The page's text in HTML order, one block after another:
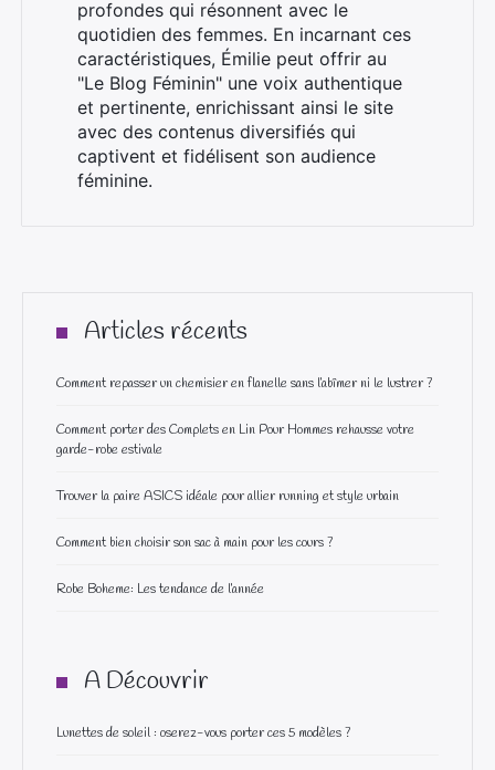
profondes qui résonnent avec le
quotidien des femmes. En incarnant ces
caractéristiques, Émilie peut offrir au
"Le Blog Féminin" une voix authentique
et pertinente, enrichissant ainsi le site
avec des contenus diversifiés qui
captivent et fidélisent son audience
féminine.
Articles récents
Comment repasser un chemisier en flanelle sans l’abîmer ni le lustrer ?
Comment porter des Complets en Lin Pour Hommes rehausse votre
garde-robe estivale
Trouver la paire ASICS idéale pour allier running et style urbain
Comment bien choisir son sac à main pour les cours ?
Robe Boheme: Les tendance de l’année
A Découvrir
Lunettes de soleil : oserez-vous porter ces 5 modèles ?